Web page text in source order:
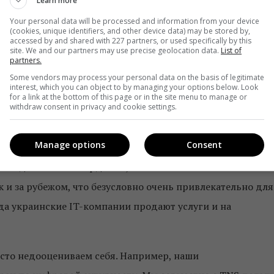
становятся совершенно неожиданные вещи, как,
Google рынок в Украине? И как вы адаптируете
условиях? Не секрет, что мы не очень
перспективу для роста бизнеса. Многие компании, к
но и за его пределами. Наша задача – помочь им
Мы гордимся, что многие компании
за рубежом, что безусловно очень привлекательно для
украинские IT-компании продают услуги и на
недооцениваем себя. Например, наши
Your personal data will be processed and information from your device
(cookies, unique identifiers, and other device data) may be stored by,
accessed by and shared with 227 partners, or used specifically by this
site. We and our partners may use precise geolocation data. List of
partners.
Some vendors may process your personal data on the basis of legitimate
interest, which you can object to by managing your options below. Look
for a link at the bottom of this page or in the site menu to manage or
withdraw consent in privacy and cookie settings.
Consent
Manage options